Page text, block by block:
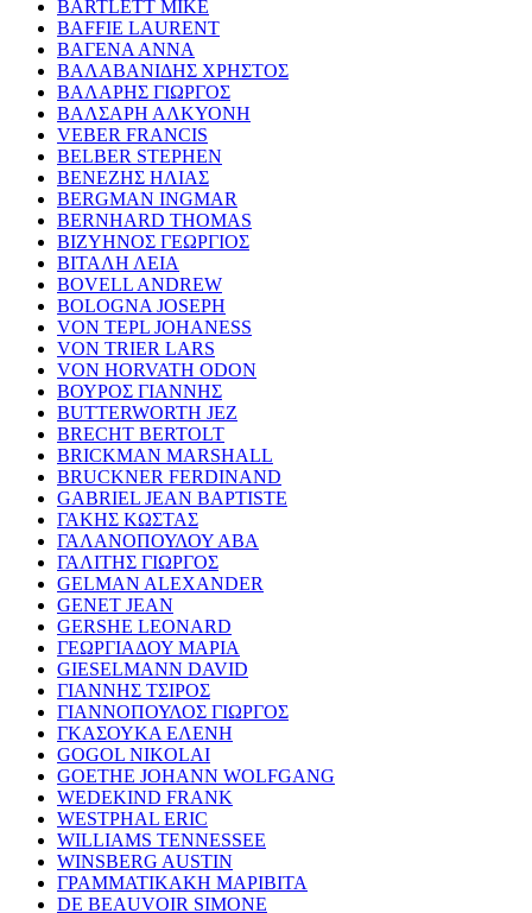
BARTLETT MIKE
BAFFIE LAURENT
ΒΑΓΕΝΑ ΑΝΝΑ
ΒΑΛΑΒΑΝΙΔΗΣ ΧΡΗΣΤΟΣ
ΒΑΛΑΡΗΣ ΓΙΩΡΓΟΣ
ΒΑΛΣΑΡΗ ΑΛΚΥΟΝΗ
VEBER FRANCIS
BELBER STEPHEN
ΒΕΝΕΖΗΣ ΗΛΙΑΣ
BERGMAN INGMAR
BERNHARD THOMAS
ΒΙΖΥΗΝΟΣ ΓΕΩΡΓΙΟΣ
ΒΙΤΑΛΗ ΛΕΙΑ
BOVELL ANDREW
BOLOGNA JOSEPH
VON TEPL JOHANESS
VON TRIER LARS
VON HORVATH ODON
ΒΟΥΡΟΣ ΓΙΑΝΝΗΣ
BUTTERWORTH JEZ
BRECHT BERTOLT
BRICKMAN MARSHALL
BRUCKNER FERDINAND
GABRIEL JEAN BAPTISTE
ΓΑΚΗΣ ΚΩΣΤΑΣ
ΓΑΛΑΝΟΠΟΥΛΟΥ ΑΒΑ
ΓΑΛΙΤΗΣ ΓΙΩΡΓΟΣ
GELMAN ALEXANDER
GENET JEAN
GERSHE LEONARD
ΓΕΩΡΓΙΑΔΟΥ ΜΑΡΙΑ
GIESELMANN DAVID
ΓΙΑΝΝΗΣ ΤΣΙΡΟΣ
ΓΙΑΝΝΟΠΟΥΛΟΣ ΓΙΩΡΓΟΣ
ΓΚΑΣΟΥΚΑ ΕΛΕΝΗ
GOGOL NIKOLAI
GOETHE JOHANN WOLFGANG
WEDEKIND FRANK
WESTPHAL ERIC
WILLIAMS TENNESSEE
WINSBERG AUSTIN
ΓΡΑΜΜΑΤΙΚΑΚΗ ΜΑΡΙΒΙΤΑ
DE BEAUVOIR SIMONE